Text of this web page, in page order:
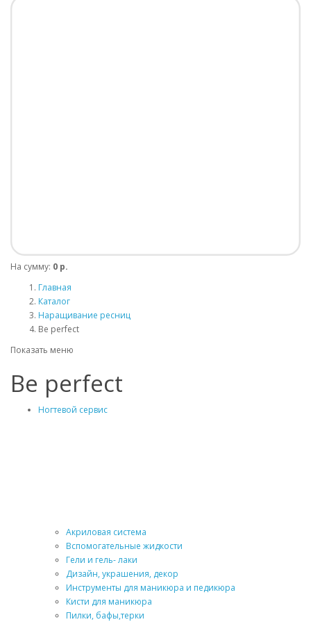
На сумму: 0 р.
Главная
Каталог
Наращивание ресниц
Be perfect
Показать меню
Be perfect
Ногтевой сервис
Акриловая система
Вспомогательные жидкости
Гели и гель- лаки
Дизайн, украшения, декор
Инструменты для маникюра и педикюра
Кисти для маникюра
Пилки, бафы,терки